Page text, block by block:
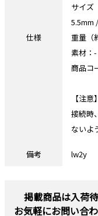
仕様
サイズ
5.5mm
重量（
素材：-
商品コ
【注意】
接続時
ないよ
備考 lw2y
掲載商品は入荷
お気軽にお問い合